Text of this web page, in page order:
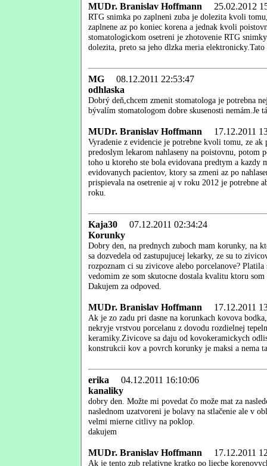
MUDr. Branislav Hoffmann 25.02.2012
RTG snimka po zaplneni zuba je dolezita kvoli
zaplnene az po koniec korena a jednak kvoli
stomatologickom osetreni je zhotovenie RTG
dolezita, preto sa jeho dlzka meria
MG
08.12.2011 22:53:47
odhlaska
Dobrý deň,chcem zmenit stomatologa je potrebna
bývalím stomatologom dobre skusenosti nemám.Je
MUDr. Branislav Hoffmann 17.12.2011
Vyradenie z evidencie je potrebne kvoli tomu, ze
predoslym lekarom nahlaseny na poistovnu, potom
toho u ktoreho ste bola evidovana predtym a kazdy
evidovanych pacientov, ktory sa zmeni az po
prispievala na osetrenie aj v roku 2012 je potrebne
roku.
Kaja30
07.12.2011 02:34:24
Korunky
Dobry den, na prednych zuboch mam korunky, na
sa dozvedela od zastupujucej lekarky, ze su to
rozpoznam ci su zivicove alebo porcelanove?
vedomim ze som skutocne dostala kvalitu ktoru
Dakujem za odpoved.
MUDr. Branislav Hoffmann 17.12.2011
Ak je zo zadu pri dasne na korunkach kovova
nekryje vrstvou porcelanu z dovodu rozdielnej
keramiky.Zivicove sa daju od kovokeramickych
konstrukcii kov a povrch korunky je maksi a nema
erika
04.12.2011 16:10:06
kanaliky
dobry den. Možte mi povedat čo može mat za
naslednom uzatvoreni je bolavy na stlačenie ale v
velmi mierne citlivy na poklop.
dakujem
MUDr. Branislav Hoffmann 17.12.2011
Ak je tento zub relativne kratko po liecbe